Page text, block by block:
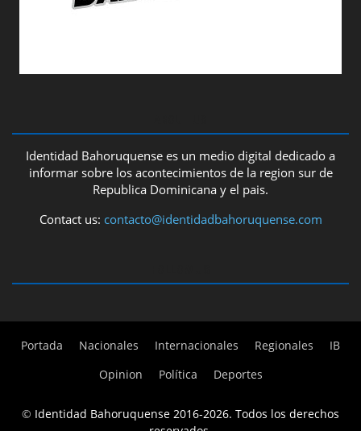
Identidad Bahoruquense es un medio digital dedicado a
informar sobre los acontecimientos de la region sur de
Republica Dominicana y el pais.
Contact us: contacto@identidadbahoruquense.com
Portada Nacionales Internacionales Regionales
IB
Opinion
Política Deportes
© Identidad Bahoruquense 2016-2026. Todos los derechos